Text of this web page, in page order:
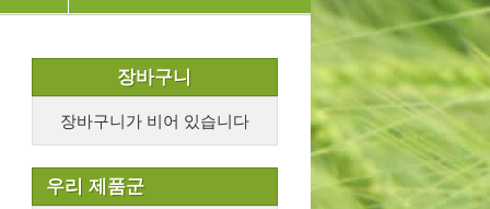
장바구니
장바구니가 비어 있습니다
우리 제품군